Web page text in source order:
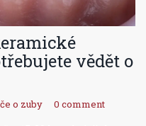
vědět o
o zuby 0 comment